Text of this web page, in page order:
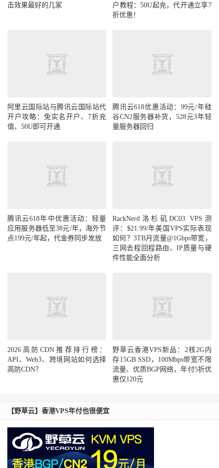
击效果最好的几家
户教程：50U起充，代开通立享7
折优惠！
阿里云国际站与腾讯云国际站代
开户攻略：免实名开户、7折充
值、50U即可开通
腾讯云618优惠活动：99元/年硅
谷CN2服务器补货，528元3年轻
量服务器回归
腾讯云618年中优惠活动：轻量
应用服务器低至38元/年，海外节
点199元/年起，代金券同步发放
RackNerd洛杉矶DC03 VPS测
评：$21.99/年美国VPS实际表现
如何？3TB月流量@1Gbps带宽，
三网去程回程路由、IP质量与硬
件性能全面分析
2026高防CDN推荐排行榜：
API、Web3、跨境网站如何选择
高防CDN？
野草云香港VPS新品：2核2G内
存15GB SSD，100Mbps带宽不限
流量、优质BGP网络，年付5折优
惠仅120元
【野草云】香港VPS年付也很便宜